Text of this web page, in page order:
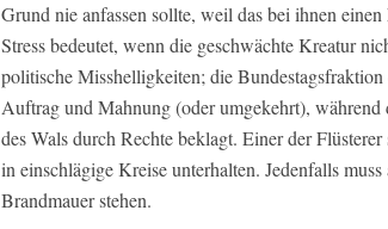
Grund nie anfassen sollte, weil das bei ihnen
Stress bedeutet, wenn die geschwächte Kreatur
politische Misshelligkeiten; die
Auftrag und Mahnung (oder umgekehrt),
des Wals durch Rechte beklagt. Einer der
in einschlägige Kreise unterhalten. Jedenfalls
Brandmauer stehen.